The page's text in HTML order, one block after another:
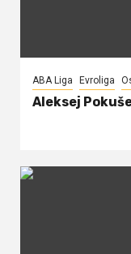
ABA Liga Evroliga
Aleksej